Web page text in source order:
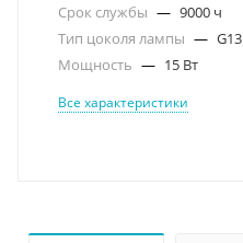
Срок службы — 9000 ч
Тип цоколя лампы — G13
Мощность — 15 Вт
Все характеристики